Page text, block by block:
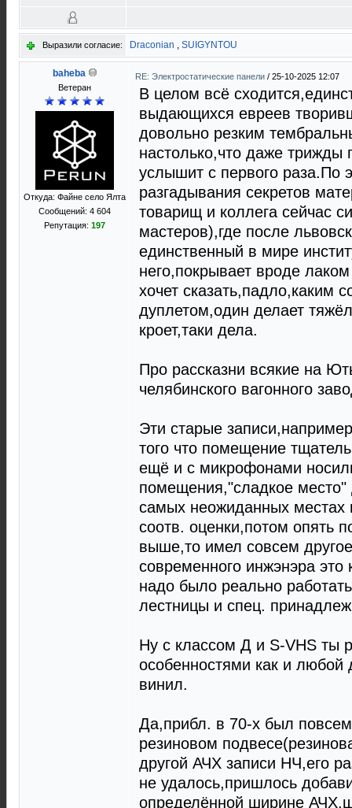
Выразили согласие: Draconian , SUIGYNTOU
baheba
Ветеран
Откуда: Файне село Ялта
Сообщений: 4 604
Репутация: 197
RE: Электростатические панели / 25-10-2025 12:07
В целом всё
выдающихся евреев
довольно резким
настолько,что даже
услышит с первого раза.По
разгадывания секретов
товарищ и коллега сейчас
мастеров),где после
единственный в мире
него,покрывает вроде
хочет сказать,падло,каким
дуплетом,один делает
кроет,таки дела.
Про рассказни всякие на
челябинского вагонного
Эти старые
того что помещение
ещё и с микрофонами
помещения,"сладкое
самых неожиданных местах
соотв. оценки,потом опять
выше,то имел совсем
современного инжэнэра это
надо было реально
лестницы и спец.
Ну с классом Д и S-VHS ты
особенностями как и любой
винил.
Да,прибл. в 70-х был
резиновом
другой АЧХ записи НЧ,его
не удалось,пришлось
определённой ширине